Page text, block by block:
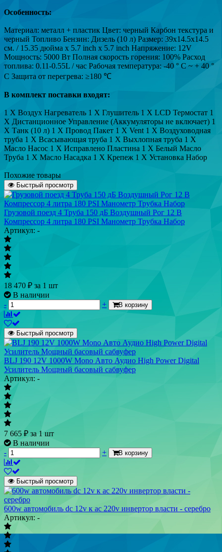
Особенность:
Материал: металл + пластик Цвет: черный Карбон текстура и
черный Топливо Бензин: Дизель (10 л) Размер: 39x14.5x14.5
см. / 15.35 дюйма x 5.7 inch x 5.7 inch Напряжение: 12V
Мощность: 5000 Вт Полная скорость горения: 100% Расход
топлива: 0.11-0.55L / час Рабочая температура: -40 ° C ~ + 40 °
C Защита от перегрева: ≥180 ℃
В комплект поставки входят:
1 X Воздух Нагреватель 1 X Глушитель 1 X LCD Термостат 1
X Дистанционное Управление (Аккумуляторы не включает) 1
Х Танк (10 л) 1 X Провод Пакет 1 X Vent 1 X Воздуховодная
труба 1 X Всасывающая труба 1 X Выхлопная труба 1 X
Масло Насос 1 X Исправлено Пластина 1 X Белый Масло
Труба 1 X Масло Насадка 1 X Крепеж 1 X Установка Набор
Похожие товары
Быстрый просмотр
Грузовой поезд 4 Труба 150 дБ Воздушный Рог 12 В
Компрессор 4 литра 180 PSI Манометр Трубка Набор
Артикул: -
18 470 ₽ за 1 шт
В наличии
-
+ В корзину
Быстрый просмотр
BLJ 190 12V 1000W Mono Авто Аудио High Power Digital
Усилитель Мощный басовый сабвуфер
Артикул: -
7 665 ₽ за 1 шт
В наличии
-
+ В корзину
Быстрый просмотр
600w автомобиль dc 12v к ac 220v инвертор власти - серебро
Артикул: -